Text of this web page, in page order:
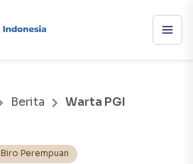
Berita Warta PGI
Biro Perempuan